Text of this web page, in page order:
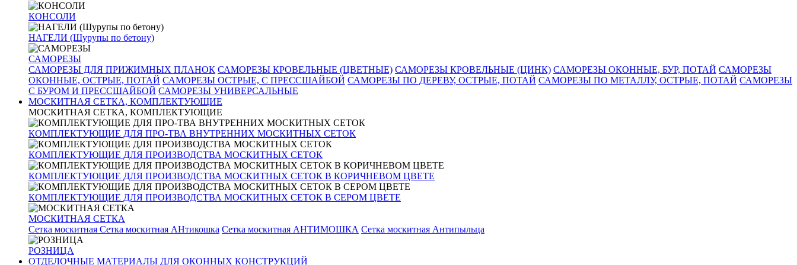
КОНСОЛИ
НАГЕЛИ (Шурупы по бетону)
САМОРЕЗЫ
САМОРЕЗЫ ДЛЯ ПРИЖИМНЫХ ПЛАНОК САМОРЕЗЫ КРОВЕЛЬНЫЕ (ЦВЕТНЫЕ) САМОРЕЗЫ КРОВЕЛЬНЫЕ (ЦИНК) САМОРЕЗЫ ОКОННЫЕ, БУР, ПОТАЙ САМОРЕЗЫ
ОКОННЫЕ, ОСТРЫЕ, ПОТАЙ САМОРЕЗЫ ОСТРЫЕ, С ПРЕССШАЙБОЙ САМОРЕЗЫ ПО ДЕРЕВУ, ОСТРЫЕ, ПОТАЙ САМОРЕЗЫ ПО МЕТАЛЛУ, ОСТРЫЕ, ПОТАЙ САМОРЕЗЫ
С БУРОМ И ПРЕССШАЙБОЙ САМОРЕЗЫ УНИВЕРСАЛЬНЫЕ
МОСКИТНАЯ СЕТКА, КОМПЛЕКТУЮЩИЕ
МОСКИТНАЯ СЕТКА, КОМПЛЕКТУЮЩИЕ
КОМПЛЕКТУЮЩИЕ ДЛЯ ПРО-ТВА ВНУТРЕННИХ МОСКИТНЫХ СЕТОК
КОМПЛЕКТУЮЩИЕ ДЛЯ ПРОИЗВОДСТВА МОСКИТНЫХ СЕТОК
КОМПЛЕКТУЮЩИЕ ДЛЯ ПРОИЗВОДСТВА МОСКИТНЫХ СЕТОК В КОРИЧНЕВОМ ЦВЕТЕ
КОМПЛЕКТУЮЩИЕ ДЛЯ ПРОИЗВОДСТВА МОСКИТНЫХ СЕТОК В СЕРОМ ЦВЕТЕ
МОСКИТНАЯ СЕТКА
Сетка москитная Сетка москитная АНтикошка Сетка москитная АНТИМОШКА Сетка москитная Антипыльца
РОЗНИЦА
ОТДЕЛОЧНЫЕ МАТЕРИАЛЫ ДЛЯ ОКОННЫХ КОНСТРУКЦИЙ